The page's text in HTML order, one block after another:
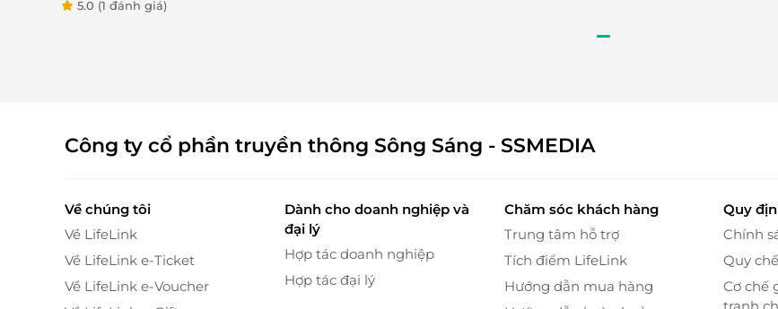
Vì sao nên chọn Beauty5 Clinic Spa?
Đội ngũ kỹ thuật viên chuyên nghiệp, giàu kinh nghiệm.
Thiết bị hiện đại, công nghệ nhập khẩu chính hãng.
Không gian spa sang trọng, thư giãn tuyệt đối.
Quy trình triệt lông chuẩn y khoa, đảm bảo an toàn và hiệu quả.
5.0 (1 đánh giá)
Công ty cổ phần truyền thông Sông Sáng - SSMEDIA
Về chúng tôi
Về LifeLink
Về LifeLink e-Ticket
Về LifeLink e-Voucher
Dành cho doanh nghiệp và
đại lý
Hợp tác doanh nghiệp
Hợp tác đại lý
Chăm sóc khách hàng
Trung tâm hỗ trợ
Tích điểm LifeLink
Hướng dẫn mua hàng
Quy
Chính
Quy
Cơ chế